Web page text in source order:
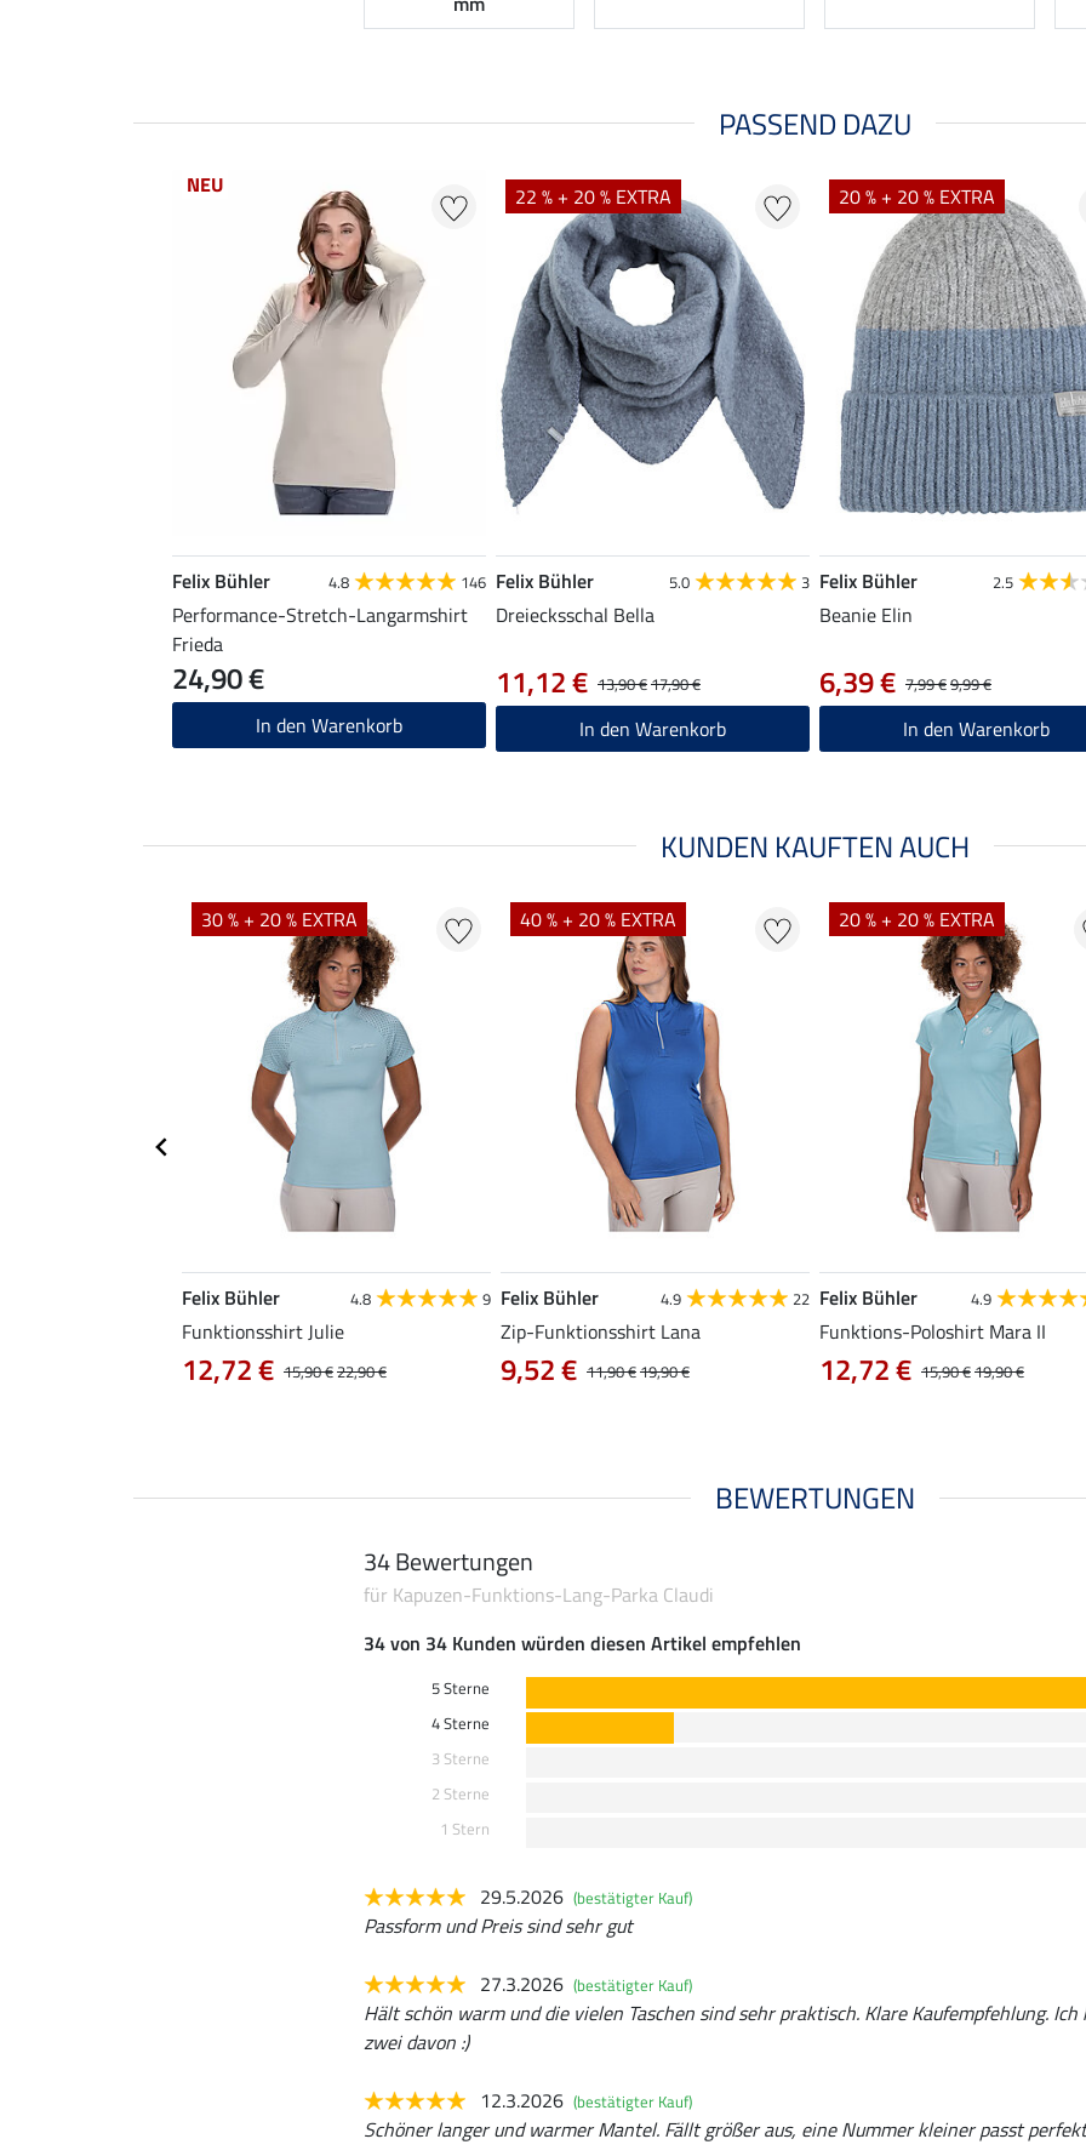
PASSEND DAZU
NEU
Felix Bühler 4.8 146
Performance-Stretch-Langarmshirt
Frieda
24,90 €
In den Warenkorb
22 % + 20 % EXTRA
Felix Bühler 5.0 3
Dreiecksschal Bella
13,90 €17,90 €
11,12 €
In den Warenkorb
20 % + 20 % EXTRA
Felix Bühler 2.5
Beanie Elin
7,99 €9,99 €
6,39 €
In den Warenkorb
KUNDEN KAUFTEN AUCH
30 % + 20 % EXTRA
Felix Bühler 4.8 9
Funktionsshirt Julie
15,90 €22,90 €
12,72 €
40 % + 20 % EXTRA
Felix Bühler 4.9 22
Zip-Funktionsshirt Lana
11,90 €19,90 €
9,52 €
20 % + 20 % EXTRA
Felix Bühler 4.9
Funktions-Poloshirt Mara II
15,90 €19,90 €
12,72 €
BEWERTUNGEN
34 Bewertungen
für Kapuzen-Funktions-Lang-Parka Claudi
34 von 34 Kunden würden diesen Artikel empfehlen
5 Sterne
4 Sterne
3 Sterne
2 Sterne
1 Stern
29.5.2026 (bestätigter Kauf)
Passform und Preis sind sehr gut
27.3.2026 (bestätigter Kauf)
Hält schön warm und die vielen Taschen sind sehr praktisch. Klare Kaufempfehlung.
zwei davon :)
12.3.2026 (bestätigter Kauf)
Schöner langer und warmer Mantel. Fällt größer aus, eine Nummer kleiner passt